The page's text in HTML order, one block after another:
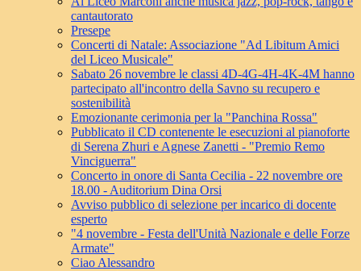
cantautorato
Presepe
Concerti di Natale: Associazione "Ad Libitum Amici
del Liceo Musicale"
Sabato 26 novembre le classi 4D-4G-4H-4K-4M hanno
partecipato all'incontro della Savno su recupero e
sostenibilità
Emozionante cerimonia per la "Panchina Rossa"
Pubblicato il CD contenente le esecuzioni al pianoforte
di Serena Zhuri e Agnese Zanetti - "Premio Remo
Vinciguerra"
Concerto in onore di Santa Cecilia - 22 novembre ore
18.00 - Auditorium Dina Orsi
Avviso pubblico di selezione per incarico di docente
esperto
"4 novembre - Festa dell'Unità Nazionale e delle Forze
Armate"
Ciao Alessandro